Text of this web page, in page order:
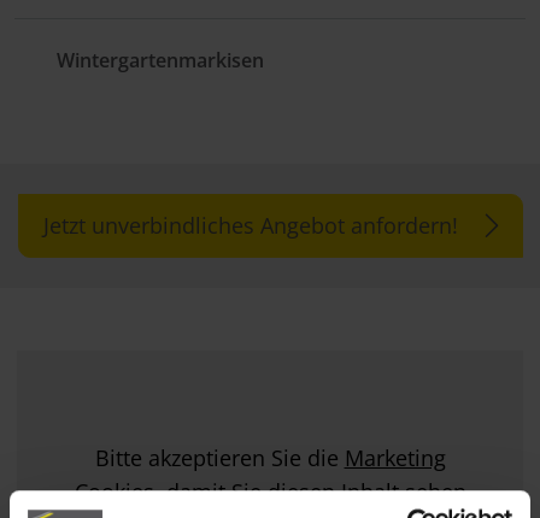
Wintergartenmarkisen
Jetzt unverbindliches Angebot anfordern!
Bitte akzeptieren Sie die Marketing
Cookies, damit Sie diesen Inhalt sehen